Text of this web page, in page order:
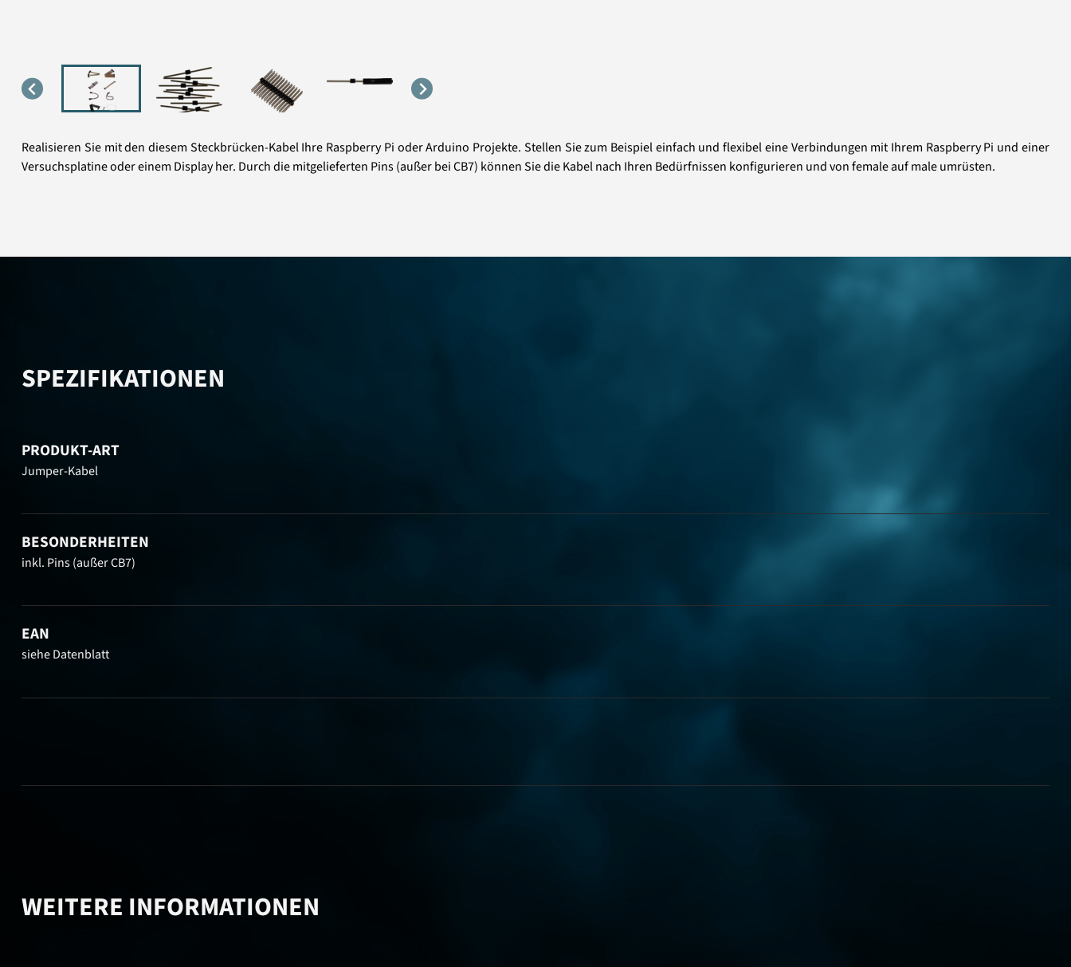
Realisieren Sie mit den diesem Steckbrücken-Kabel Ihre Raspberry Pi oder Arduino Projekte. Stellen Sie zum Beispiel einfach und flexibel eine Verbindungen mit Ihrem Raspberry Pi und einer
Versuchsplatine oder einem Display her. Durch die mitgelieferten Pins (außer bei CB7) können Sie die Kabel nach Ihren Bedürfnissen konfigurieren und von female auf male umrüsten.
SPEZIFIKATIONEN
PRODUKT-ART
Jumper-Kabel
BESONDERHEITEN
inkl. Pins (außer CB7)
EAN
siehe Datenblatt
WEITERE INFORMATIONEN